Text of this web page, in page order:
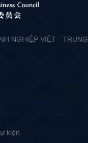
NGHIỆP VIỆT - TRUNG
kiện